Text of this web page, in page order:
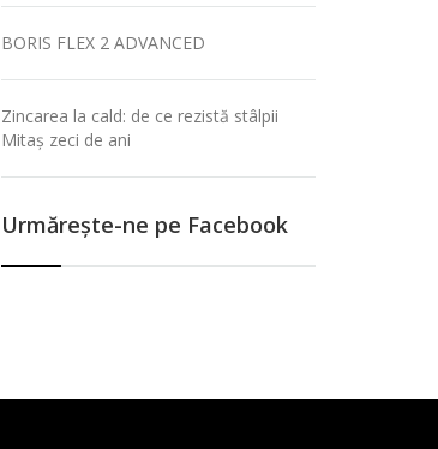
BORIS FLEX 2 ADVANCED
Zincarea la cald: de ce rezistă stâlpii
Mitaș zeci de ani
Urmăreşte-ne pe Facebook